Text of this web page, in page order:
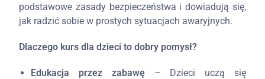
podstawowe zasady bezpieczeństwa i dowiadują się,
jak radzić sobie w prostych sytuacjach awaryjnych.
Dlaczego kurs dla dzieci to dobry pomysł?
Edukacja przez zabawę– Dzieci uczą się